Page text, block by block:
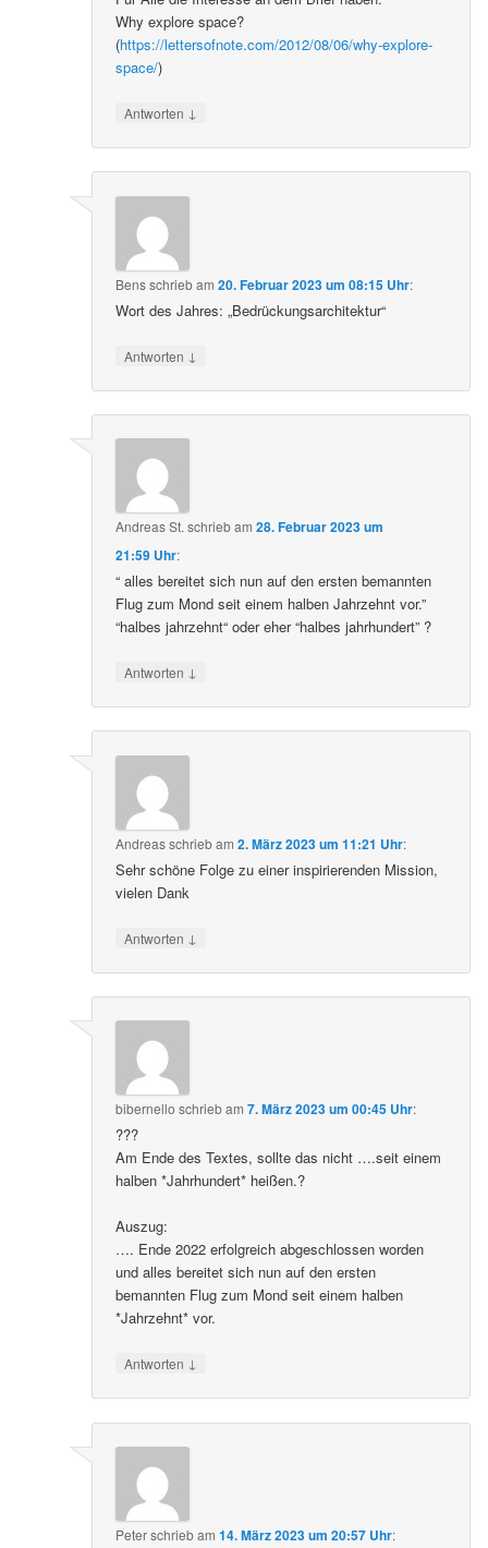
Why explore space?
(https://lettersofnote.com/2012/08/06/why-explore-
space/)
Antworten ↓
Bensschriebam20. Februar 2023 um 08:15 Uhr:
Wort des Jahres: „Bedrückungsarchitektur“
Antworten ↓
Andreas St. schriebam28. Februar 2023 um
21:59 Uhr:
“ alles bereitet sich nun auf den ersten bemannten
Flug zum Mond seit einem halben Jahrzehnt vor.”
“halbes jahrzehnt“ oder eher “halbes jahrhundert” ?
Antworten ↓
Andreasschriebam2. März 2023 um 11:21 Uhr:
Sehr schöne Folge zu einer inspirierenden Mission,
vielen Dank
Antworten ↓
bibernello schriebam7. März 2023 um 00:45 Uhr:
???
Am Ende des Textes, sollte das nicht ….seit einem
halben *Jahrhundert* heißen.?
Auszug:
…. Ende 2022 erfolgreich abgeschlossen worden
und alles bereitet sich nun auf den ersten
bemannten Flug zum Mond seit einem halben
*Jahrzehnt* vor.
Antworten ↓
Peterschriebam14. März 2023 um 20:57 Uhr: